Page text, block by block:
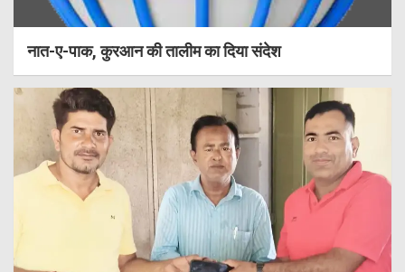
नात-ए-पाक, कुरआन की तालीम का दिया संदेश